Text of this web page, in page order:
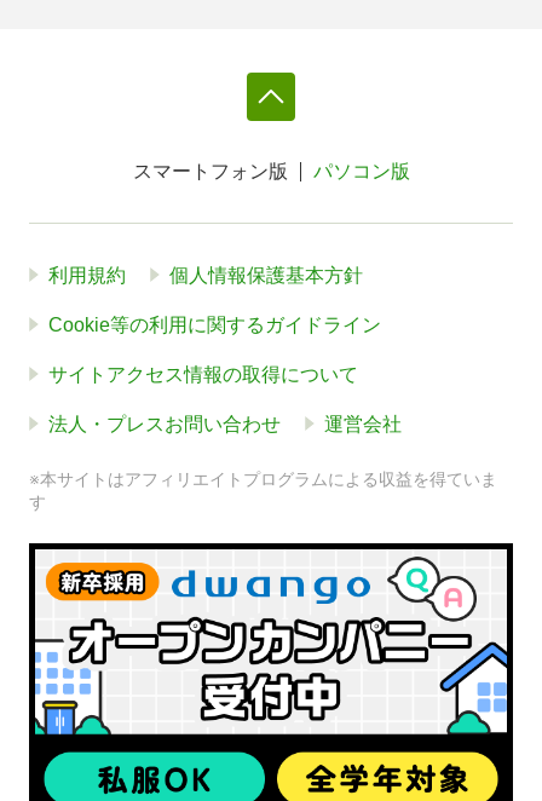
スマートフォン版 パソコン版
利用規約 個人情報保護基本方針
Cookie等の利用に関するガイドライン
サイトアクセス情報の取得について
法人・プレスお問い合わせ 運営会社
※本サイトはアフィリエイトプログラムによる収益を得ていま
す